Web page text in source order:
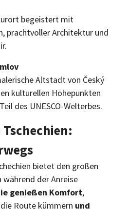
begeistert mit
prachtvoller Architektur und
Altstadt von Český
kulturellen Höhepunkten
des UNESCO-Welterbes.
bietet den großen
während der Anreise
genießen Komfort,
Route kümmern und